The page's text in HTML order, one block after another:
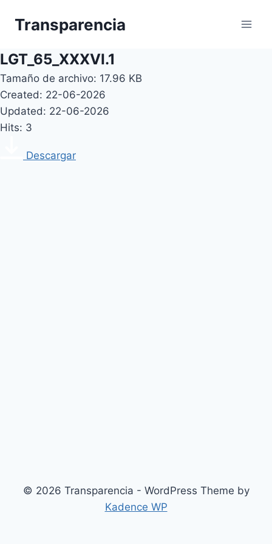
Transparencia
LGT_65_XXXVI.1
Tamaño de archivo: 17.96 KB
Created: 22-06-2026
Updated: 22-06-2026
Hits: 3
Descargar
© 2026 Transparencia - WordPress Theme by
Kadence WP